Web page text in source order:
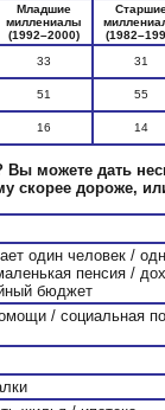
Младшие
миллениалы
(1992–2000)
33 31
51 55
16 14
можете дать
скорее дороже,
один человек /
пенсия /
бюджет
/ социальная